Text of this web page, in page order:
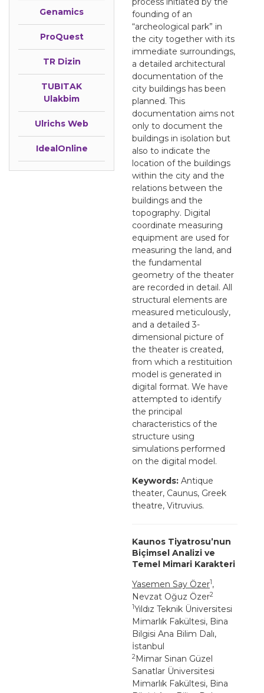
Genamics
ProQuest
TR Dizin
TUBITAK
Ulakbim
Ulrichs Web
IdealOnline
founding of an
“archeological park” in
the city together with its
immediate surroundings,
a detailed architectural
documentation of the
city buildings has been
planned. This
documentation aims not
only to document the
buildings in isolation but
also to indicate the
location of the buildings
within the city and the
relations between the
buildings and the
topography. Digital
coordinate measuring
equipment are used for
measuring the land, and
the fundamental
geometry of the theater
are recorded in detail. All
structural elements are
measured meticulously,
and a detailed 3-
dimensional picture of
the theater is created,
from which a restituition
model is generated in
digital format. We have
attempted to identify
the principal
characteristics of the
structure using
simulations performed
on the digital model.
Keywords: Antique
theater, Caunus, Greek
theatre, Vitruvius.
Kaunos Tiyatrosu’nun
Biçimsel Analizi ve
Temel Mimari Karakteri
Yasemen Say Özer1,
Nevzat Oğuz Özer2
1Yıldız Teknik Üniversitesi
Mimarlık Fakültesi, Bina
Bilgisi Ana Bilim Dalı,
İstanbul
2Mimar Sinan Güzel
Sanatlar Üniversitesi
Mimarlık Fakültesi, Bina